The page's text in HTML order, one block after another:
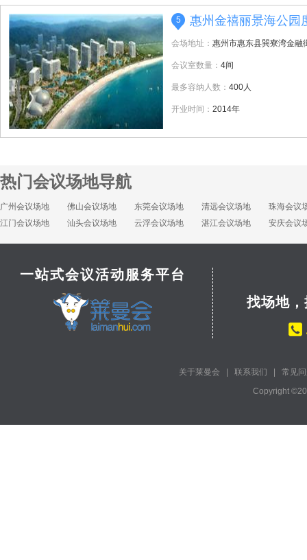
5 惠州金禧丽景海公园
会场地址： 惠州市惠东县巽寮湾金融
会议室数量： 4间
最多容纳人数： 400人
开业时间： 2014年
热门会议场地导航
广州会议场地 佛山会议场地 东莞会议场地 清远会议场地
珠海会议
江门会议场地
汕头会议场地 云浮会议场地 湛江会议场地 安庆会议
一站式会议活动服务平台
找场地
关于莱曼会 联系我们
常见
Copyright